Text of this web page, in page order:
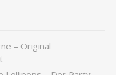
– Original